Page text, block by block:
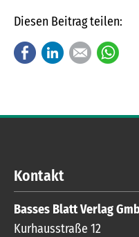
Diesen Beitrag teilen:
FacebookLinkedInE-mail
Kontakt
Basses Blatt Verlag
Kurhausstraße 12